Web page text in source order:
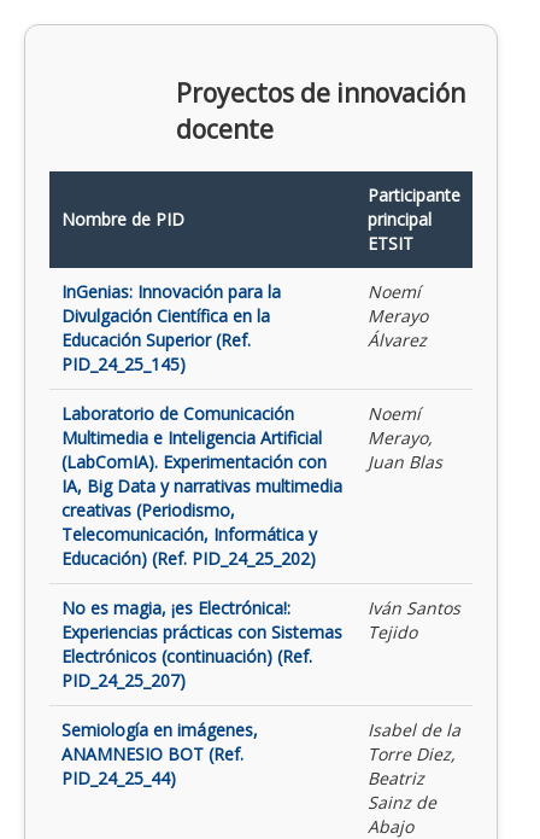
Proyectos de innovación
docente
Nombre de PID
Participante
principal
ETSIT
InGenias: Innovación para la
Divulgación Científica en la
Educación Superior (Ref.
PID_24_25_145)
Noemí
Merayo
Álvarez
Laboratorio de Comunicación
Multimedia e Inteligencia Artificial
(LabComIA). Experimentación con
IA, Big Data y narrativas multimedia
creativas (Periodismo,
Telecomunicación, Informática y
Educación) (Ref. PID_24_25_202)
Noemí
Merayo,
Juan Blas
No es magia, ¡es Electrónica!:
Experiencias prácticas con Sistemas
Electrónicos (continuación) (Ref.
PID_24_25_207)
Iván Santos
Tejido
Semiología en imágenes,
ANAMNESIO BOT (Ref.
PID_24_25_44)
Isabel de la
Torre Diez,
Beatriz
Sainz de
Abajo